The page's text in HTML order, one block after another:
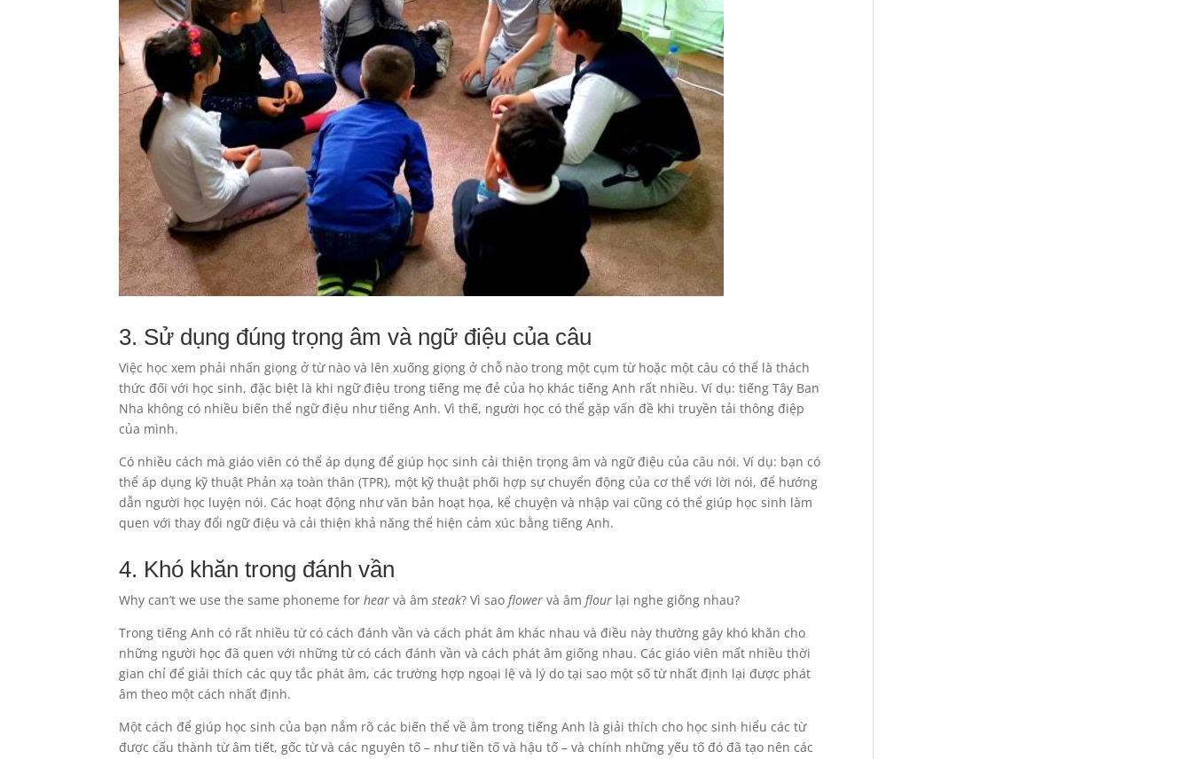
3. Sử dụng đúng trọng âm và ngữ điệu của câu
Việc học xem phải nhấn giọng ở từ nào và lên xuống giọng ở chỗ nào trong một cụm từ hoặc một câu có thể là thách
thức đối với học sinh, đặc biệt là khi ngữ điệu trong tiếng mẹ đẻ của họ khác tiếng Anh rất nhiều. Ví dụ: tiếng Tây Ban
Nha không có nhiều biến thể ngữ điệu như tiếng Anh. Vì thế, người học có thể gặp vấn đề khi truyền tải thông điệp
của mình.
Có nhiều cách mà giáo viên có thể áp dụng để giúp học sinh cải thiện trọng âm và ngữ điệu của câu nói. Ví dụ: bạn có
thể áp dụng kỹ thuật Phản xạ toàn thân (TPR), một kỹ thuật phối hợp sự chuyển động của cơ thể với lời nói, để hướng
dẫn người học luyện nói. Các hoạt động như văn bản hoạt họa, kể chuyện và nhập vai cũng có thể giúp học sinh làm
quen với thay đổi ngữ điệu và cải thiện khả năng thể hiện cảm xúc bằng tiếng Anh.
4. Khó khăn trong đánh vần
Why can’t we use the same phoneme for hear và âmsteak? Vì sao flower và âmflour lại nghe giống nhau?
Trong tiếng Anh có rất nhiều từ có cách đánh vần và cách phát âm khác nhau và điều này thường gây khó khăn cho
những người học đã quen với những từ có cách đánh vần và cách phát âm giống nhau. Các giáo viên mất nhiều thời
gian chỉ để giải thích các quy tắc phát âm, các trường hợp ngoại lệ và lý do tại sao một số từ nhất định lại được phát
âm theo một cách nhất định.
Một cách để giúp học sinh của bạn nắm rõ các biến thể về âm trong tiếng Anh là giải thích cho học sinh hiểu các từ
được cấu thành từ âm tiết, gốc từ và các nguyên tố – như tiền tố và hậu tố – và chính những yếu tố đó đã tạo nên các